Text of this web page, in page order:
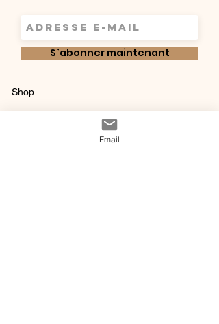
S`abonner maintenant
Shop
Qui sommes-
instagram
Email